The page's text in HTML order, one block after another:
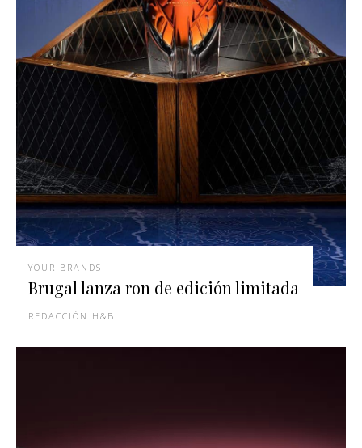
YOUR BRANDS
Brugal lanza ron de edición limitada
REDACCIÓN H&B